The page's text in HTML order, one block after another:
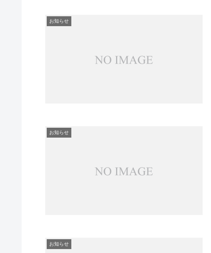
お知らせ
お知らせ
お知らせ